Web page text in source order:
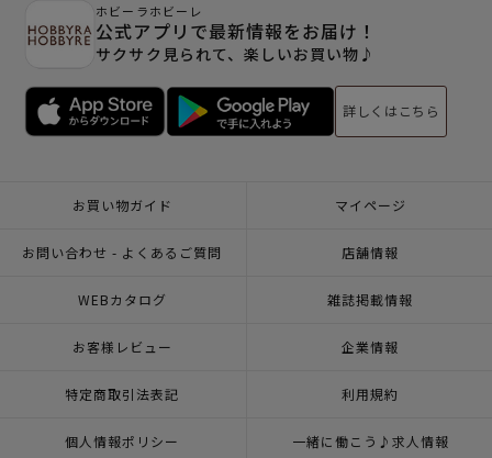
ホビーラホビーレ
公式アプリで最新情報をお届け！
サクサク見られて、楽しいお買い物♪
詳しくはこちら
お買い物ガイド マイページ
お問い合わせ - よくあるご質問 店舗情報
WEBカタログ 雑誌掲載情報
お客様レビュー 企業情報
特定商取引法表記 利用規約
個人情報ポリシー 一緒に働こう♪求人情報